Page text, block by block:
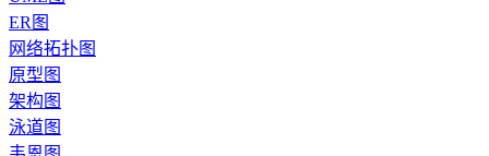
ER图
网络拓扑图
原型图
架构图
泳道图